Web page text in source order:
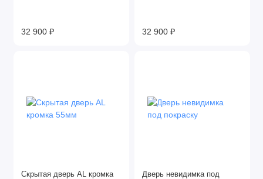
32 900 ₽ 32 900 ₽
Скрытая дверь AL кромка
Дверь невидимка под